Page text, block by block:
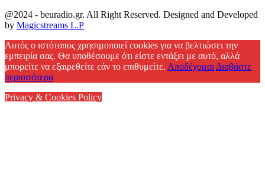
@2024 - beuradio.gr. All Right Reserved. Designed and Developed
by Magicstreams L.P
Αυτός ο ιστότοπος χρησιμοποιεί cookies για να βελτιώσει την
εμπειρία σας. Θα υποθέσουμε ότι είστε εντάξει με αυτό, αλλά
μπορείτε να εξαιρεθείτε εάν το επιθυμείτε. Αποδέχομαι Διαβάστε
περισσότερα
Privacy & Cookies Policy